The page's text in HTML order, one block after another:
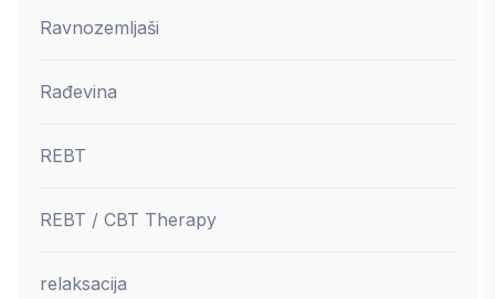
Ravnozemljaši
Rađevina
REBT
REBT / CBT Therapy
relaksacija